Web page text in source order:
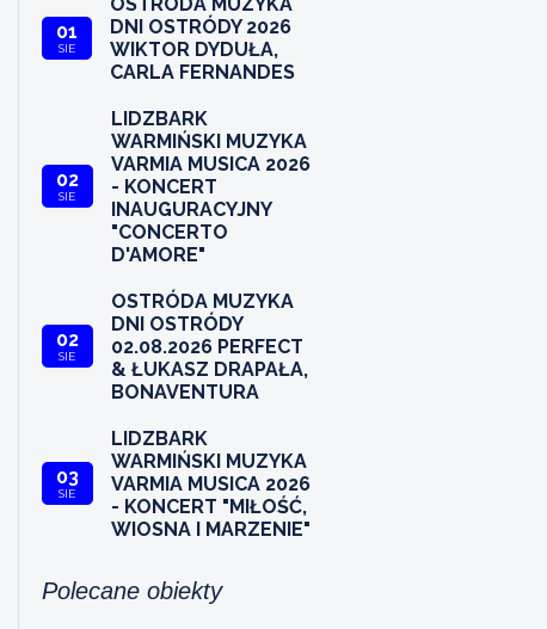
01
SIE
DNI OSTRÓDY 2026
WIKTOR DYDUŁA,
CARLA FERNANDES
02
SIE
LIDZBARK
WARMIŃSKI MUZYKA
VARMIA MUSICA 2026
- KONCERT
INAUGURACYJNY
"CONCERTO
D'AMORE"
02
SIE
OSTRÓDA MUZYKA
DNI OSTRÓDY
02.08.2026 PERFECT
& ŁUKASZ DRAPAŁA,
BONAVENTURA
03
SIE
LIDZBARK
WARMIŃSKI MUZYKA
VARMIA MUSICA 2026
- KONCERT "MIŁOŚĆ,
WIOSNA I MARZENIE"
Polecane obiekty